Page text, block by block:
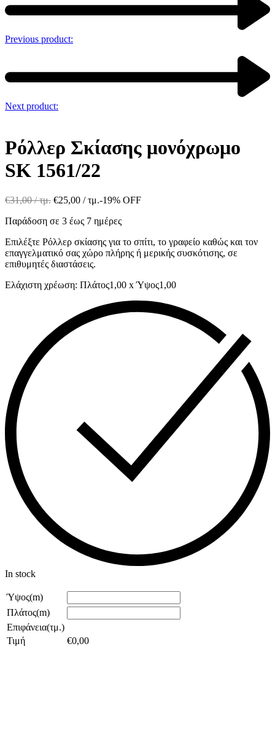
Previous product:
Next product:
Ρόλλερ Σκίασης μονόχρωμο
SK 1561/22
€31,00/ τμ. €25,00 / τμ.-19% OFF
Παράδοση σε 3 έως 7 ημέρες
Επιλέξτε Ρόλλερ σκίασης για το σπίτι, το γραφείο καθώς και τον
επαγγελματικό σας χώρο πλήρης ή μερικής συσκότισης, σε
επιθυμητές διαστάσεις.
Ελάχιστη χρέωση: Πλάτος1,00 x Ύψος1,00
In stock
Ύψος(m)
Πλάτος(m)
Επιφάνεια(τμ.)
Τιμή
€0,00